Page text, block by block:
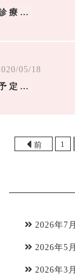
感染予防対策して診療中です！
05/18
今週も通常診療の予定です
前 1
2026年7月
2026年5月
2026年3月